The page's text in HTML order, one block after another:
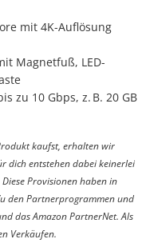
mit 4K-Auflösung
Magnetfuß, LED-
zu 10 Gbps, z. B. 20 GB
kaufst, erhalten wir
dich entstehen dabei keinerlei
Provisionen haben in
den Partnerprogrammen und
das Amazon PartnerNet. Als
Verkäufen.